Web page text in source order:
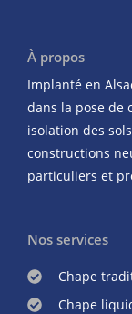
À propos
Implanté en
dans la pose de
isolation des
constructions
particuliers et
Nos services
Chape
Chape